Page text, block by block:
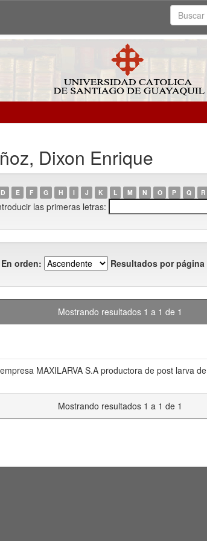
Dixon Enrique
D E F G H I J K L M N O P Q R
las primeras letras:
En orden: Resultados por página
Mostrando resultados 1 a 1 de 1
MAXILARVA S.A productora de post larva de
Mostrando resultados 1 a 1 de 1